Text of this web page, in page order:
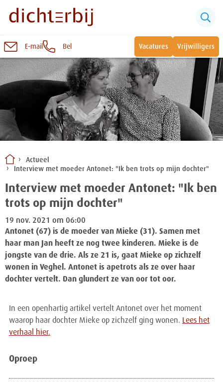
Naar
inhoud
E-mail Bel Vacatures Vrijwilligers
Actueel
Interview met moeder Antonet: "Ik ben trots op mijn dochter"
Interview met moeder Antonet: "Ik ben
trots op mijn dochter"
19 nov. 2021 om 06:00
Antonet (67) is de moeder van Mieke (31). Samen met
haar man Jan heeft ze nog twee kinderen. Mieke is de
jongste van de drie. Als ze 21 is, gaat Mieke op zichzelf
wonen in Veghel. Antonet is apetrots als ze over haar
dochter vertelt. Dan glundert ze van oor tot oor.
In een openhartig artikel vertelt Antonet over het moment
waarop haar dochter Mieke op zichzelf ging wonen. Lees het
verhaal hier.
Oproep
Sluiten
Snel naar:
Wonen bij Dichterbij
Vrije dagbestedingsplekken